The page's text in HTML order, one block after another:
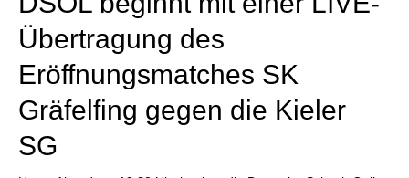
Übertragung des
Eröffnungsmatches SK
Gräfelfing gegen die Kieler
SG